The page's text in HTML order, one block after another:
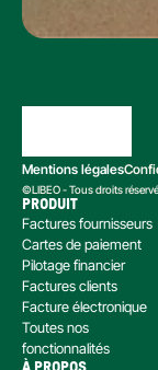
Mentions légales
©LIBEO - Tous droits
PRODUIT
Factures fournisseurs
Cartes de paiement
Pilotage financier
Factures clients
Facture électronique
Toutes nos
fonctionnalités